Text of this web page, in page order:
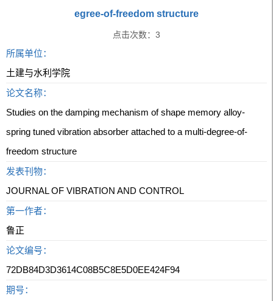
egree-of-freedom structure
点击次数： 3
所属单位：
土建与水利学院
论文名称：
Studies on the damping mechanism of shape memory alloy-
spring tuned vibration absorber attached to a multi-degree-of-
freedom structure
发表刊物：
JOURNAL OF VIBRATION AND CONTROL
第一作者：
鲁正
论文编号：
72DB84D3D3614C08B5C8E5D0EE424F94
期号：